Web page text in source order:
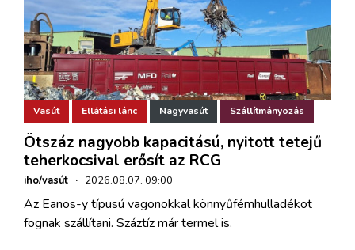
Vasút Ellátási lánc Nagyvasút Szállítmányozás
Ötszáz nagyobb kapacitású, nyitott tetejű
teherkocsival erősít az RCG
iho/vasút · 2026.08.07. 09:00
Az Eanos-y típusú vagonokkal könnyűfémhulladékot
fognak szállítani. Száztíz már termel is.